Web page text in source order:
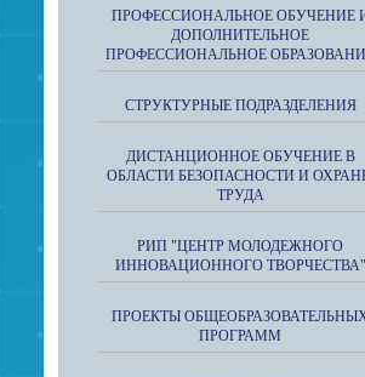
ПРОФЕССИОНАЛЬНОЕ ОБУЧЕНИЕ
ДОПОЛНИТЕЛЬНОЕ
ПРОФЕССИОНАЛЬНОЕ
СТРУКТУРНЫЕ ПОДРАЗДЕЛЕНИЯ
ДИСТАНЦИОННОЕ ОБУЧЕНИЕ В
ОБЛАСТИ БЕЗОПАСНОСТИ И
ТРУДА
РИП "ЦЕНТР МОЛОДЕЖНОГО
ИННОВАЦИОННОГО ТВОРЧЕСТВА"
ПРОЕКТЫ
ПРОГРАММ